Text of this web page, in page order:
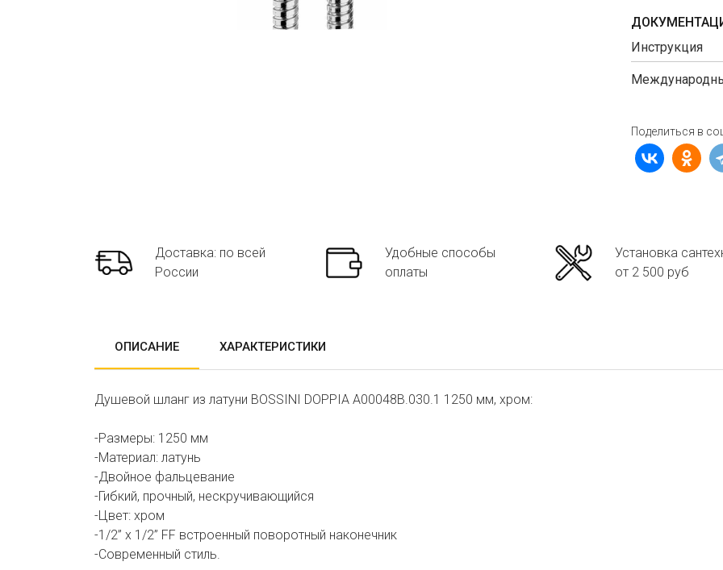
Инструкция
Поделиться в
Доставка: по всей
России
Удобные способы
оплаты
Установка
от 2 500 руб
ОПИСАНИЕ ХАРАКТЕРИСТИКИ
Душевой шланг из латуни BOSSINI DOPPIA A00048B.030.1 1250 мм, хром:
-Размеры: 1250 мм
-Материал: латунь
-Двойное фальцевание
-Гибкий, прочный, нескручивающийся
-Цвет: хром
-1/2” x 1/2” FF встроенный поворотный наконечник
-Современный стиль.